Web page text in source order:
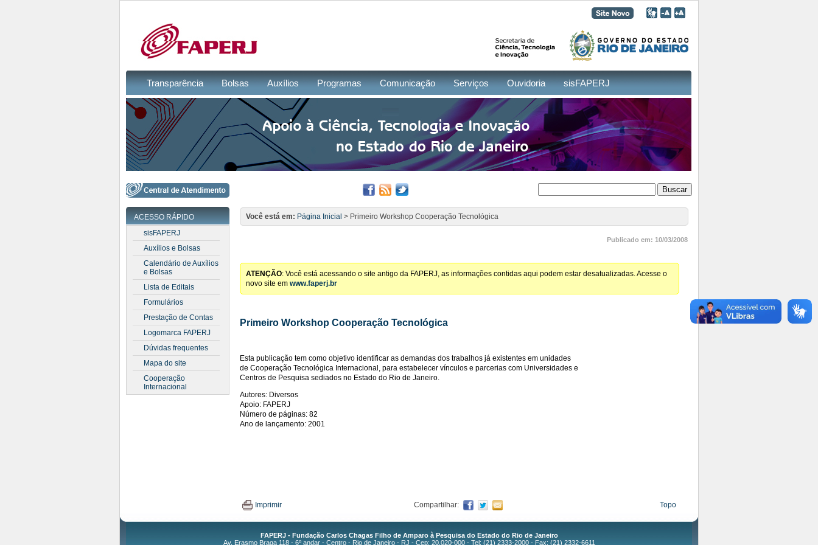
Transparência Bolsas Auxílios Programas Comunicação Serviços Ouvidoria sisFAPERJ
ACESSO RÁPIDO
sisFAPERJ
Auxílios e Bolsas
Calendário de Auxílios
e Bolsas
Lista de Editais
Formulários
Prestação de Contas
Logomarca FAPERJ
Dúvidas frequentes
Mapa do site
Cooperação
Internacional
Você está em: Página Inicial > Primeiro Workshop Cooperação Tecnológica
Publicado em: 10/03/2008
ATENÇÃO: Você está acessando o site antigo da FAPERJ, as informações contidas aqui podem estar desatualizadas. Acesse o
novo site em www.faperj.br
Primeiro Workshop Cooperação Tecnológica
Esta publicação tem como objetivo identificar as demandas dos trabalhos já existentes em unidades
de Cooperação Tecnológica Internacional, para estabelecer vínculos e parcerias com Universidades e
Centros de Pesquisa sediados no Estado do Rio de Janeiro.
Autores: Diversos
Apoio: FAPERJ
Número de páginas: 82
Ano de lançamento: 2001
Imprimir Compartilhar: Topo
FAPERJ - Fundação Carlos Chagas Filho de Amparo à Pesquisa do Estado do Rio de Janeiro
Av. Erasmo Braga 118 - 6º andar - Centro - Rio de Janeiro - RJ - Cep: 20.020-000 - Tel: (21) 2333-2000 - Fax: (21) 2332-6611